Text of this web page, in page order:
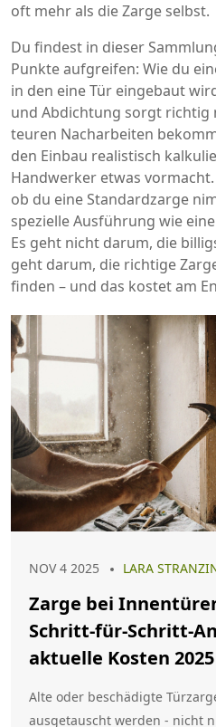
oft mehr als die Zarge selbst.
Du findest in dieser
Punkte aufgreifen: Wie du
in den eine Tür eingebaut
und Abdichtung sorgt richtig
teuren Nacharbeiten
den Einbau realistisch
Handwerker etwas
ob du eine Standardzarge
spezielle Ausführung wie
Es geht nicht darum, die
geht darum, die richtige
finden – und das kostet am
NOV 4 2025 LARA
Zarge bei
Schritt-für-Schritt-
aktuelle Kosten 2025
Alte oder beschädigte
ausgetauscht werden - nicht